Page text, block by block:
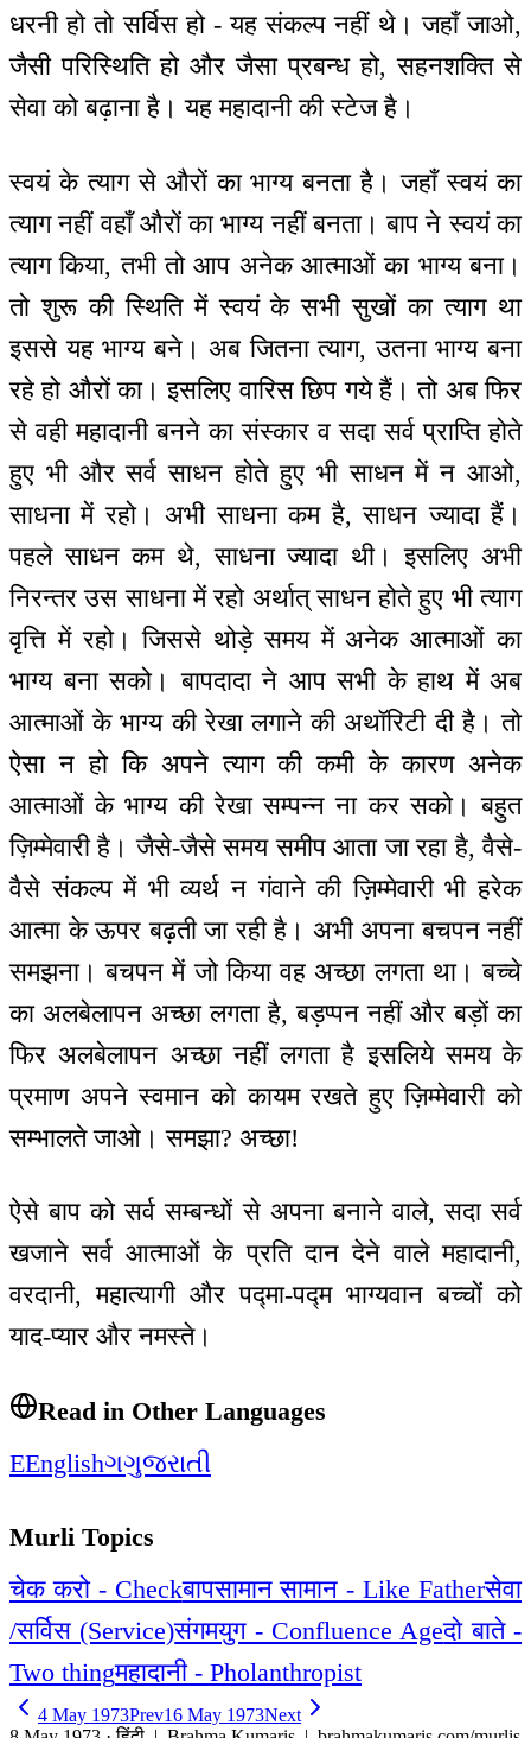
धरनी हो तो सर्विस हो - यह संकल्प नहीं थे। जहाँ जाओ,
जैसी परिस्थिति हो और जैसा प्रबन्ध हो, सहनशक्ति से
सेवा को बढ़ाना है। यह महादानी की स्टेज है।
स्वयं के त्याग से औरों का भाग्य बनता है। जहाँ स्वयं का
त्याग नहीं वहाँ औरों का भाग्य नहीं बनता। बाप ने स्वयं का
त्याग किया, तभी तो आप अनेक आत्माओं का भाग्य बना।
तो शुरू की स्थिति में स्वयं के सभी सुखों का त्याग था
इससे यह भाग्य बने। अब जितना त्याग, उतना भाग्य बना
रहे हो औरों का। इसलिए वारिस छिप गये हैं। तो अब फिर
से वही महादानी बनने का संस्कार व सदा सर्व प्राप्ति होते
हुए भी और सर्व साधन होते हुए भी साधन में न आओ,
साधना में रहो। अभी साधना कम है, साधन ज्यादा हैं।
पहले साधन कम थे, साधना ज्यादा थी। इसलिए अभी
निरन्तर उस साधना में रहो अर्थात् साधन होते हुए भी त्याग
वृत्ति में रहो। जिससे थोड़े समय में अनेक आत्माओं का
भाग्य बना सको। बापदादा ने आप सभी के हाथ में अब
आत्माओं के भाग्य की रेखा लगाने की अथॉरिटी दी है। तो
ऐसा न हो कि अपने त्याग की कमी के कारण अनेक
आत्माओं के भाग्य की रेखा सम्पन्न ना कर सको। बहुत
ज़िम्मेवारी है। जैसे-जैसे समय समीप आता जा रहा है, वैसे-
वैसे संकल्प में भी व्यर्थ न गंवाने की ज़िम्मेवारी भी हरेक
आत्मा के ऊपर बढ़ती जा रही है। अभी अपना बचपन नहीं
समझना। बचपन में जो किया वह अच्छा लगता था। बच्चे
का अलबेलापन अच्छा लगता है, बड़प्पन नहीं और बड़ों का
फिर अलबेलापन अच्छा नहीं लगता है इसलिये समय के
प्रमाण अपने स्वमान को कायम रखते हुए ज़िम्मेवारी को
सम्भालते जाओ। समझा? अच्छा!
ऐसे बाप को सर्व सम्बन्धों से अपना बनाने वाले, सदा सर्व
खजाने सर्व आत्माओं के प्रति दान देने वाले महादानी,
वरदानी, महात्यागी और पद्मा-पद्म भाग्यवान बच्चों को
याद-प्यार और नमस्ते।
Read in Other Languages
EEnglishગગુજરાતી
Murli Topics
चेक करो - Checkबापसामान सामान - Like Fatherसेवा
/सर्विस (Service)संगमयुग - Confluence Ageदो बाते -
Two thingमहादानी - Pholanthropist
4 May 1973Prev16 May 1973Next